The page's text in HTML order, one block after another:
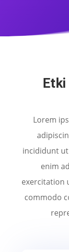
Etki
Lorem
incididunt
enim
exercitation
commodo